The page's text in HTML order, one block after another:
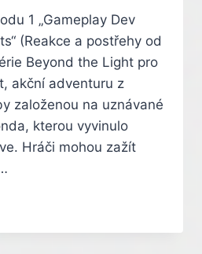
1 „Gameplay Dev
(Reakce a postřehy od
Beyond the Light pro
akční adventuru z
založenou na uznávané
kterou vyvinulo
Hráči mohou zažít